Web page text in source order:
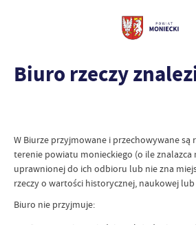
Biuro rzeczy
W Biurze przyjmowane i przechowywane są
terenie powiatu monieckiego (o ile znalazca
uprawnionej do ich odbioru lub nie zna
rzeczy o wartości historycznej, naukowej
Biuro nie przyjmuje: